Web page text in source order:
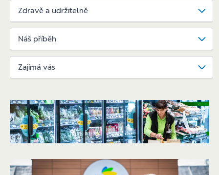
Zdravě a udržitelně
Náš příběh
Zajímá vás